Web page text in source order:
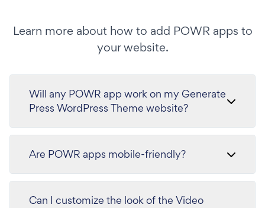
Learn more about how to add POWR apps to
your website.
Will any POWR app work on my Generate
Press WordPress Theme website?
Are POWR apps mobile-friendly?
Can I customize the look of the Video